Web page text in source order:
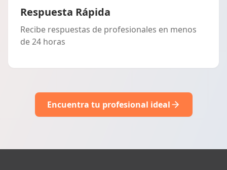
Respuesta Rápida
Recibe respuestas de profesionales en menos
de 24 horas
Encuentra tu profesional ideal